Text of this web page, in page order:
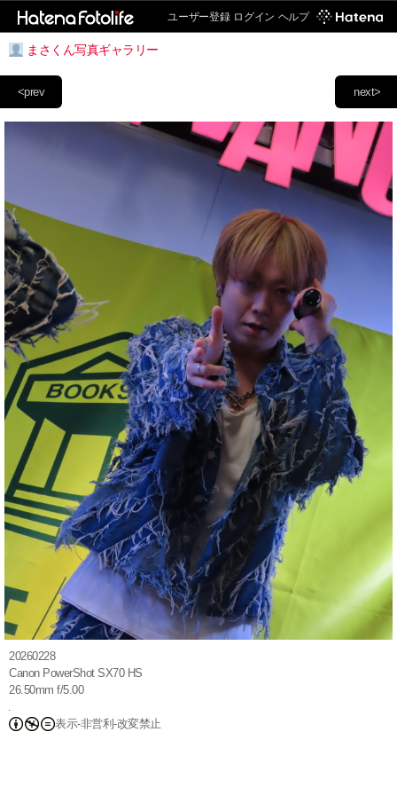
ユーザー登録 ログイン ヘルプ
まさくん写真ギャラリー
next>
<prev
20260228
Canon PowerShot SX70 HS
26.50mm f/5.00
表示-非営利-改変禁止